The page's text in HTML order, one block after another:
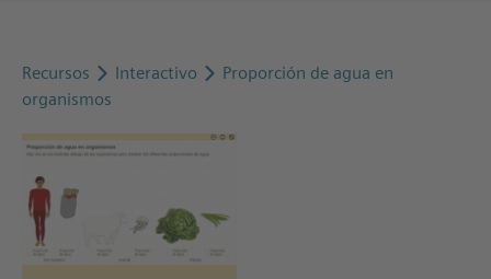
Recursos Interactivo
Proporción de agua en
organismos